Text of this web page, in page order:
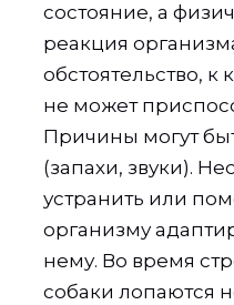
состояние, а
реакция
обстоятельство, к
не может
Причины могут
(запахи, звуки).
устранить или
организму
нему. Во время
собаки лопаются